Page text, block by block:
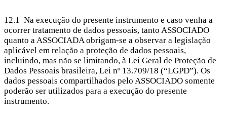
12.1 Na execução do presente instrumento e caso venha a
ocorrer tratamento de dados pessoais, tanto ASSOCIADO
quanto a ASSOCIADA obrigam-se a observar a legislação
aplicável em relação a proteção de dados pessoais,
incluindo, mas não se limitando, à Lei Geral de Proteção de
Dados Pessoais brasileira, Lei nº 13.709/18 (“LGPD”). Os
dados pessoais compartilhados pelo ASSOCIADO somente
poderão ser utilizados para a execução do presente
instrumento.